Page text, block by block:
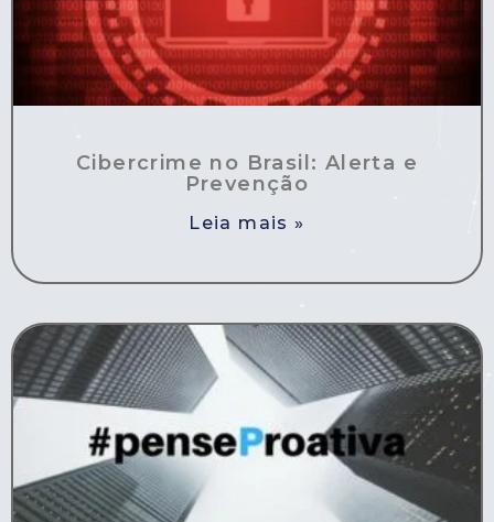
Cibercrime no Brasil: Alerta e
Prevenção
Leia mais »